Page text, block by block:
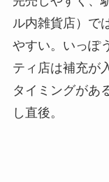
ル内雑貨店）で
やすい。いっぽ
ティ店は補充が
タイミングがあ
し直後。